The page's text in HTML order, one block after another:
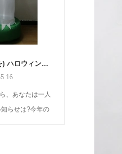
心を忘れずに (または週末を) ハロウィンの飾り付けをする方法
なたは一人
は?今年の